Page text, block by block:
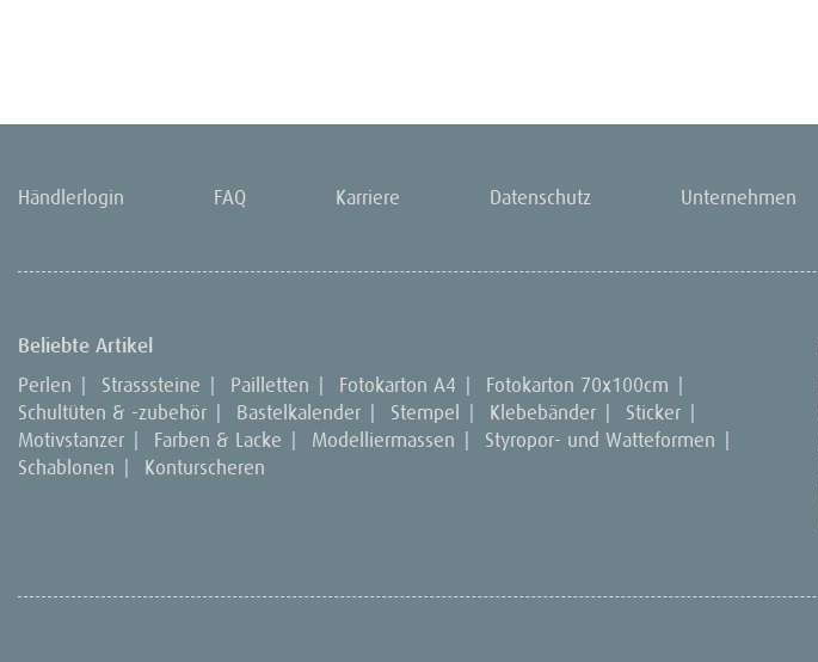
Händlerlogin FAQ Karriere Datenschutz Unternehmen
Beliebte Artikel
Perlen Strasssteine Pailletten Fotokarton A4 Fotokarton 70x100cm
Schultüten & -zubehör
Bastelkalender Stempel Klebebänder Sticker
Motivstanzer
Farben & Lacke Modelliermassen Styropor- und Watteformen
Schablonen
Konturscheren